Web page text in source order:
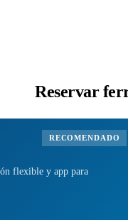
Reservar
RECOMENDADO
flexible y app para